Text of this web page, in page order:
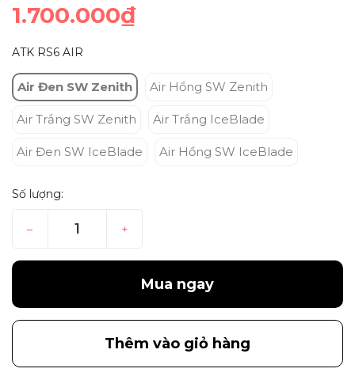
1.700.000₫
ATK RS6 AIR
Air Đen SW Zenith Air Hồng SW Zenith
Air Trắng SW Zenith Air Trắng IceBlade
Air Đen SW IceBlade Air Hồng SW IceBlade
Số lượng:
– +
Mua ngay
Thêm vào giỏ hàng